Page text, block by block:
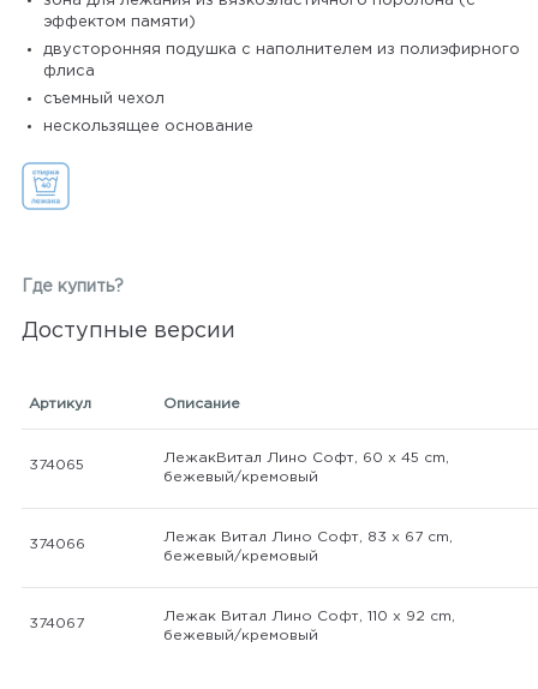
эффектом памяти)
двусторонняя подушка с наполнителем из полиэфирного
флиса
съемный чехол
нескользящее основание
Где купить?
Доступные версии
Артикул Описание
374065
ЛежакВитал Лино Софт, 60 х 45 cm,
бежевый/кремовый
374066
Лежак Витал Лино Софт, 83 х 67 cm,
бежевый/кремовый
374067
Лежак Витал Лино Софт, 110 х 92 cm,
бежевый/кремовый